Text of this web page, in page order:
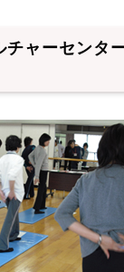
ャーセンタ